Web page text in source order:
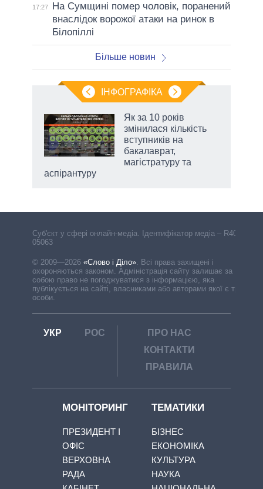
17:27
На Сумщині помер чоловік, поранений
внаслідок ворожої атаки на ринок в
Білопіллі
Більше новин
ІНФОГРАФІКА
Як за 10 років
змінилася кількість
вступників на
бакалаврат,
магістратуру та
аспірантуру
Cуб'єкт у сфері онлайн-медіа. Ідентифікатор медіа – R40-
05063
© 2009—2026 «Слово і Діло». Всі права захищені і
охороняються законом. Адміністрація сайту залишає за
собою право не погоджуватися з інформацією, яка
публікується на сайті, власниками або авторами якої є треті
особи.
УКР РОС
ПРО НАС
КОНТАКТИ
ПРАВИЛА
МОНІТОРИНГ
ПРЕЗИДЕНТ І
ОФІС
ВЕРХОВНА
РАДА
ТЕМАТИКИ
БІЗНЕС
ЕКОНОМІКА
КУЛЬТУРА
НАУКА